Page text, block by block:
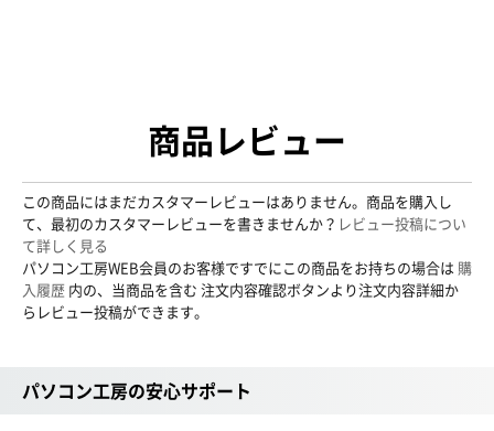
商品レビュー
この商品にはまだカスタマーレビューはありません。商品を購入し
て、最初のカスタマーレビューを書きませんか？ レビュー投稿につい
て詳しく見る
パソコン工房WEB会員のお客様ですでにこの商品をお持ちの場合は 購
入履歴 内の、当商品を含む 注文内容確認ボタンより注文内容詳細か
らレビュー投稿ができます。
パソコン工房の安心サポート